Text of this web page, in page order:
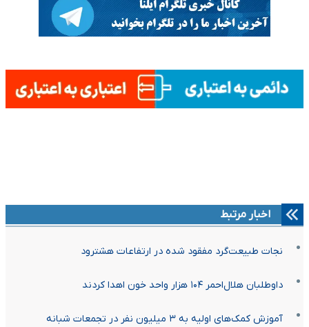
اخبار مرتبط
نجات طبیعت‌گرد مفقود شده در ارتفاعات هشترود
داوطلبان هلال‌احمر ۱۰۴ هزار واحد خون اهدا کردند
آموزش کمک‌های اولیه به ۳ میلیون نفر در تجمعات شبانه